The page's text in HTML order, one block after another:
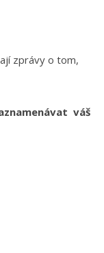
zprávy o tom,
váš